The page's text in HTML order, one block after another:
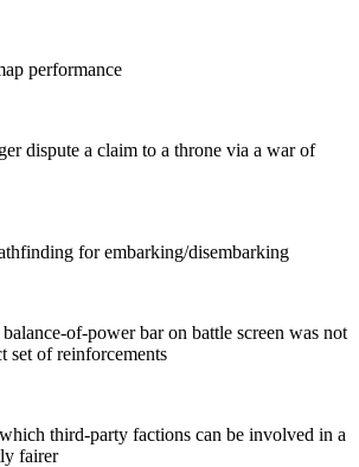
performance
dispute a claim to a throne via a war of
for embarking/disembarking
of-power bar on battle screen was not
set of reinforcements
third-party factions can be involved in a
fairer